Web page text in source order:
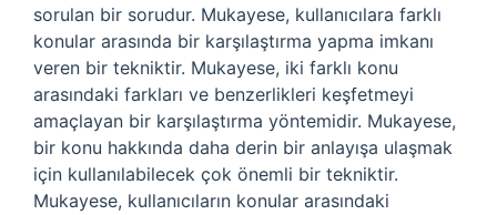
sorulan bir sorudur. Mukayese, kullanıcılara farklı
konular arasında bir karşılaştırma yapma imkanı
veren bir tekniktir. Mukayese, iki farklı konu
arasındaki farkları ve benzerlikleri keşfetmeyi
amaçlayan bir karşılaştırma yöntemidir. Mukayese,
bir konu hakkında daha derin bir anlayışa ulaşmak
için kullanılabilecek çok önemli bir tekniktir.
Mukayese, kullanıcıların konular arasındaki